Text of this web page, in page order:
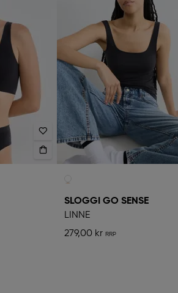
SLOGGI GO SENSE
LINNE
279,00 kr